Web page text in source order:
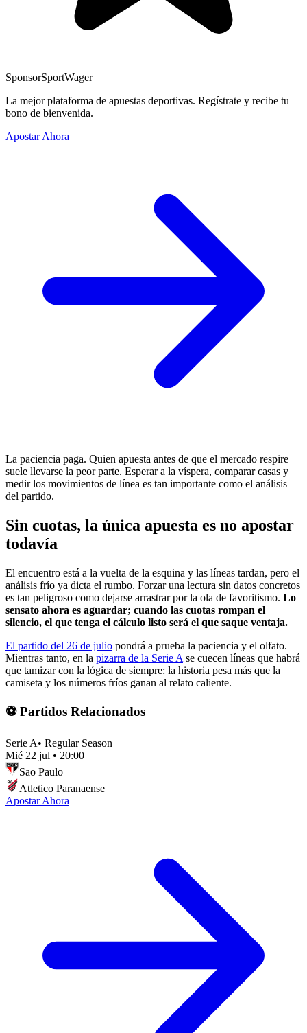
SponsorSportWager
La mejor plataforma de apuestas deportivas. Regístrate y recibe tu
bono de bienvenida.
Apostar Ahora
La paciencia paga. Quien apuesta antes de que el mercado respire
suele llevarse la peor parte. Esperar a la víspera, comparar casas y
medir los movimientos de línea es tan importante como el análisis
del partido.
Sin cuotas, la única apuesta es no apostar
todavía
El encuentro está a la vuelta de la esquina y las líneas tardan, pero el
análisis frío ya dicta el rumbo. Forzar una lectura sin datos concretos
es tan peligroso como dejarse arrastrar por la ola de favoritismo. Lo
sensato ahora es aguardar; cuando las cuotas rompan el
silencio, el que tenga el cálculo listo será el que saque ventaja.
El partido del 26 de julio pondrá a prueba la paciencia y el olfato.
Mientras tanto, en la pizarra de la Serie A se cuecen líneas que habrá
que tamizar con la lógica de siempre: la historia pesa más que la
camiseta y los números fríos ganan al relato caliente.
⚽ Partidos Relacionados
Serie A• Regular Season
Mié 22 jul • 20:00
Sao Paulo
Atletico Paranaense
Apostar Ahora